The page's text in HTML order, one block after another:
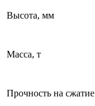
Высота, мм
Масса, т
Прочность на сжатие